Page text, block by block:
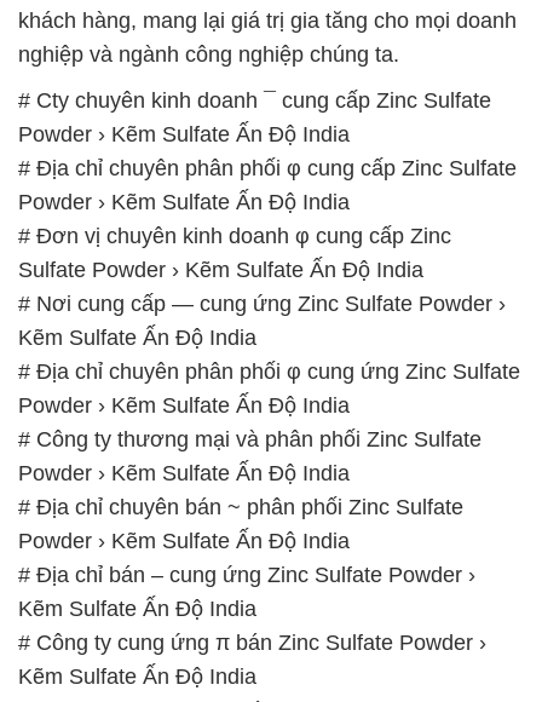
khách hàng, mang lại giá trị gia tăng cho mọi doanh
nghiệp và ngành công nghiệp chúng ta.
# Cty chuyên kinh doanh ¯ cung cấp Zinc Sulfate
Powder › Kẽm Sulfate Ấn Độ India
# Địa chỉ chuyên phân phối φ cung cấp Zinc Sulfate
Powder › Kẽm Sulfate Ấn Độ India
# Đơn vị chuyên kinh doanh φ cung cấp Zinc
Sulfate Powder › Kẽm Sulfate Ấn Độ India
# Nơi cung cấp — cung ứng Zinc Sulfate Powder ›
Kẽm Sulfate Ấn Độ India
# Địa chỉ chuyên phân phối φ cung ứng Zinc Sulfate
Powder › Kẽm Sulfate Ấn Độ India
# Công ty thương mại và phân phối Zinc Sulfate
Powder › Kẽm Sulfate Ấn Độ India
# Địa chỉ chuyên bán ~ phân phối Zinc Sulfate
Powder › Kẽm Sulfate Ấn Độ India
# Địa chỉ bán – cung ứng Zinc Sulfate Powder ›
Kẽm Sulfate Ấn Độ India
# Công ty cung ứng π bán Zinc Sulfate Powder ›
Kẽm Sulfate Ấn Độ India